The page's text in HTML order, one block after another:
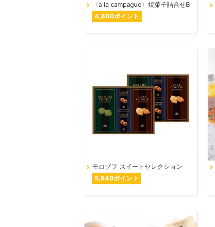
〈a la campague〉焼菓子詰合せB
4,860ポイント
モロゾフ スイートセレクション
5,940ポイント